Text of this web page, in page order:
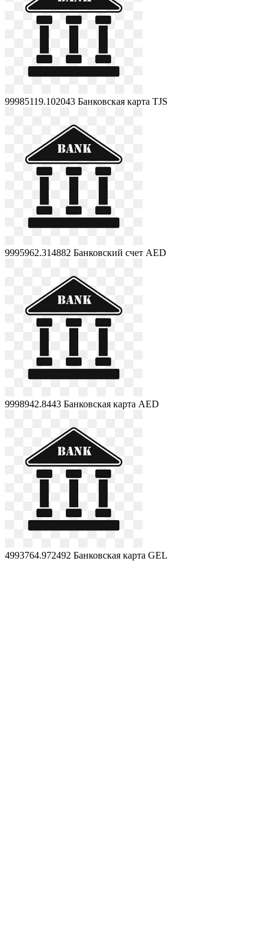
99985119.102043 Банковская карта TJS
9995962.314882 Банковский счет AED
9998942.8443 Банковская карта AED
4993764.972492 Банковская карта GEL